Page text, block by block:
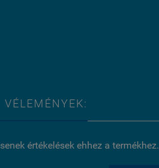
VÉLEMÉNYEK:
értékelések ehhez a termékhez.